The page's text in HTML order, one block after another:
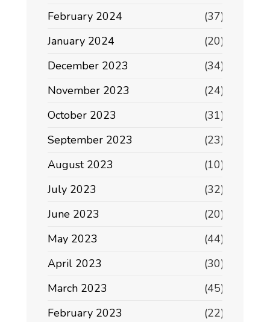
February 2024
(37)
January 2024
(20)
December 2023
(34)
November 2023
(24)
October 2023
(31)
September 2023
(23)
August 2023
(10)
July 2023
(32)
June 2023
(20)
May 2023
(44)
April 2023
(30)
March 2023
(45)
February 2023
(22)